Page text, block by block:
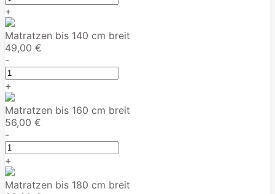
+
Matratzen bis 140 cm breit
49,00 €
-
+
Matratzen bis 160 cm breit
56,00 €
-
+
Matratzen bis 180 cm breit